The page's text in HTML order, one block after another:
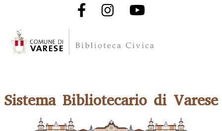
Sistema Bibliotecario di Varese